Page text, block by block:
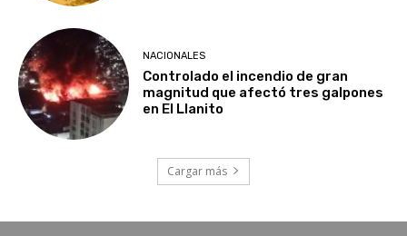
NACIONALES
Controlado el incendio de gran
magnitud que afectó tres galpones
en El Llanito
Cargar más